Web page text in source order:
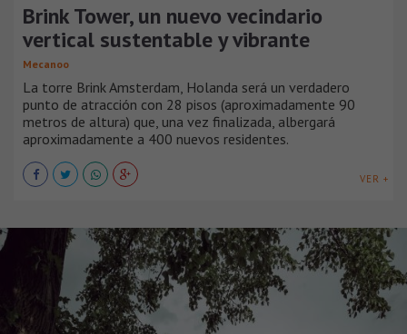
Brink Tower, un nuevo vecindario
vertical sustentable y vibrante
Mecanoo
La torre Brink Amsterdam, Holanda será un verdadero
punto de atracción con 28 pisos (aproximadamente 90
metros de altura) que, una vez finalizada, albergará
aproximadamente a 400 nuevos residentes.
VER +